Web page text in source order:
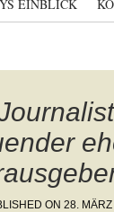
EINBLICK
ON 28.